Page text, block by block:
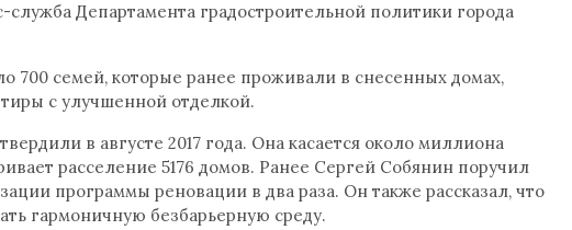
служба Департамента градостроительной политики города
700 семей, которые ранее проживали в снесенных домах,
с улучшенной отделкой.
в августе 2017 года. Она касается около миллиона
расселение 5176 домов. Ранее Сергей Собянин поручил
программы реновации в два раза. Он также рассказал, что
гармоничную безбарьерную среду.